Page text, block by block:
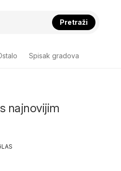
Pretraži
Spisak gradova
najnovijim